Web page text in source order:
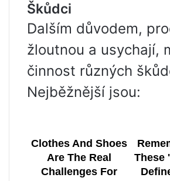
Škůdci
Dalším důvodem,
žloutnou a usychají,
činnost různých
Nejběžnější jsou: